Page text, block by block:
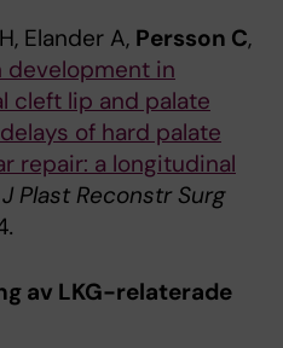
Elander A, Persson C,
development in
cleft lip and palate
of hard palate
repair: a longitudinal
Plast Reconstr Surg
.
av LKG-relaterade